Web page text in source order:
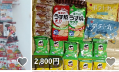
いいね！
2,800円